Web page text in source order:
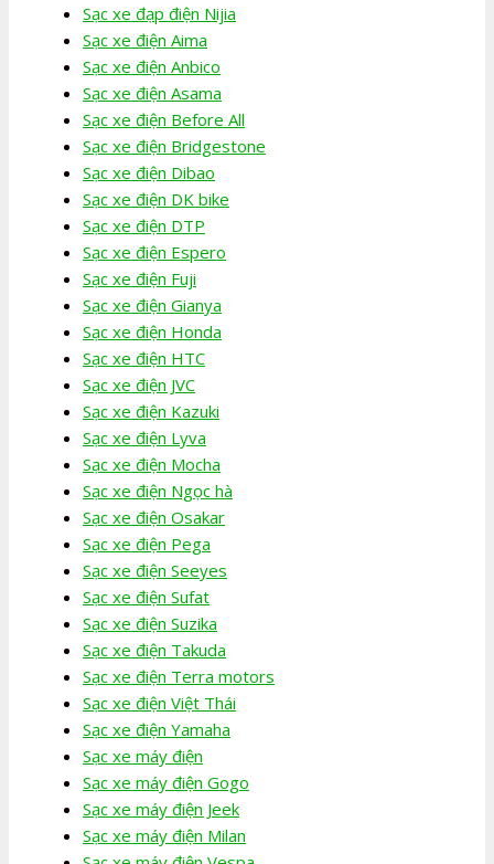
Sạc xe đạp điện Nijia
Sạc xe điện Aima
Sạc xe điện Anbico
Sạc xe điện Asama
Sạc xe điện Before All
Sạc xe điện Bridgestone
Sạc xe điện Dibao
Sạc xe điện DK bike
Sạc xe điện DTP
Sạc xe điện Espero
Sạc xe điện Fuji
Sạc xe điện Gianya
Sạc xe điện Honda
Sạc xe điện HTC
Sạc xe điện JVC
Sạc xe điện Kazuki
Sạc xe điện Lyva
Sạc xe điện Mocha
Sạc xe điện Ngọc hà
Sạc xe điện Osakar
Sạc xe điện Pega
Sạc xe điện Seeyes
Sạc xe điện Sufat
Sạc xe điện Suzika
Sạc xe điện Takuda
Sạc xe điện Terra motors
Sạc xe điện Việt Thái
Sạc xe điện Yamaha
Sạc xe máy điện
Sạc xe máy điện Gogo
Sạc xe máy điện Jeek
Sạc xe máy điện Milan